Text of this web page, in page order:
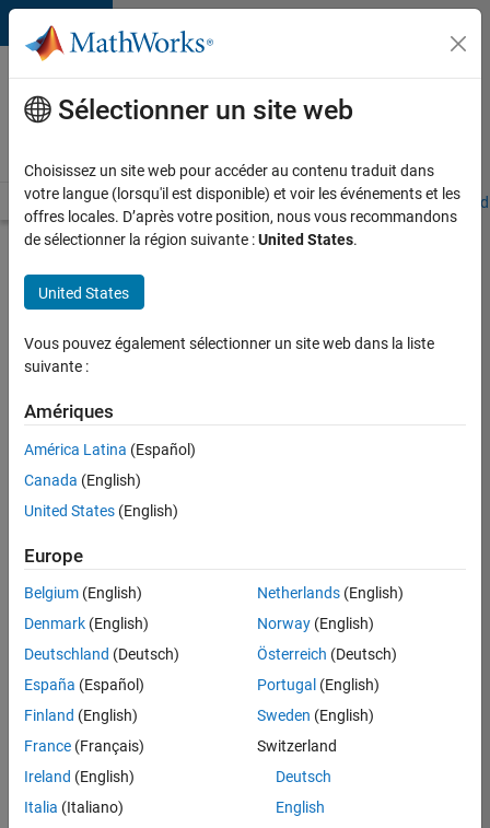
Passer au contenu
Votre
carrière
chez
Accueil Explorer nos opportunités Adresses de nos bureaux
d’autres
offres
Senior
Software
Quality
Engineer
maintenant
Poste:
36935-
Ingénierie
de
la
Sélectionner un site web
Choisissez un site web pour accéder au contenu traduit dans
votre langue (lorsqu'il est disponible) et voir les événements et les
offres locales. D’après votre position, nous vous recommandons
de sélectionner la région suivante :United States.
United States
Vous pouvez également sélectionner un site web dans la liste
suivante :
Amériques
América Latina (Español)
Canada (English)
United States (English)
Europe
Belgium (English)
Denmark (English)
Deutschland (Deutsch)
España (Español)
Finland (English)
France (Français)
Ireland (English)
Italia (Italiano)
Netherlands(English)
Norway(English)
Österreich (Deutsch)
Portugal (English)
Sweden (English)
Switzerland
Deutsch
English